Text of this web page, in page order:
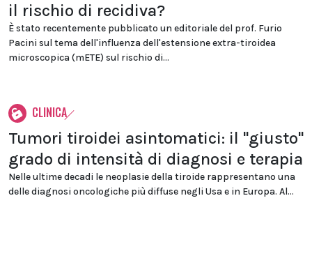
il rischio di recidiva?
È stato recentemente pubblicato un editoriale del prof. Furio
Pacini sul tema dell'influenza dell'estensione extra-tiroidea
microscopica (mETE) sul rischio di...
CLINICA
Tumori tiroidei asintomatici: il "giusto"
grado di intensità di diagnosi e terapia
Nelle ultime decadi le neoplasie della tiroide rappresentano una
delle diagnosi oncologiche più diffuse negli Usa e in Europa. Al...